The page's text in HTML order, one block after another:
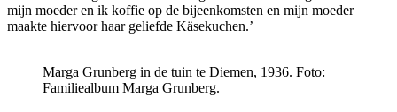
mijn moeder en ik koffie op de bijeenkomsten en mijn moeder
maakte hiervoor haar geliefde Käsekuchen.’
Marga Grunberg in de tuin te Diemen, 1936. Foto:
Familiealbum Marga Grunberg.